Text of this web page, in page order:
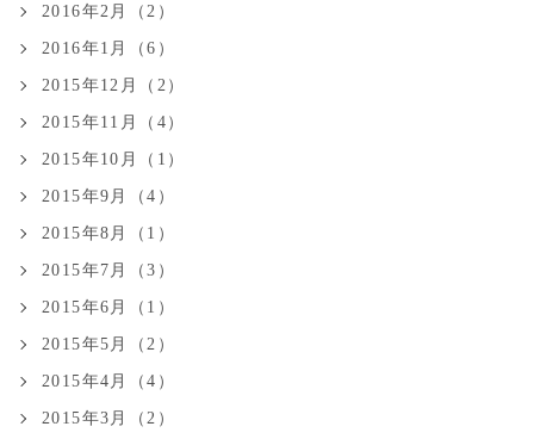
2016年2月（2）
2016年1月（6）
2015年12月（2）
2015年11月（4）
2015年10月（1）
2015年9月（4）
2015年8月（1）
2015年7月（3）
2015年6月（1）
2015年5月（2）
2015年4月（4）
2015年3月（2）